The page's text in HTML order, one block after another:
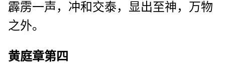
霹雳一声，冲和交泰，显出至神，万物
之外。
黄庭章第四